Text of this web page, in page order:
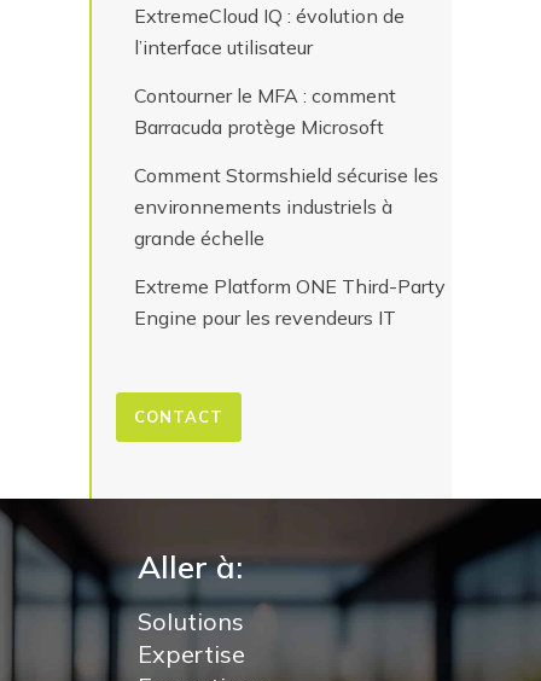
ExtremeCloud IQ : évolution de
l’interface utilisateur
Contourner le MFA : comment
Barracuda protège Microsoft
Comment Stormshield sécurise les
environnements industriels à
grande échelle
Extreme Platform ONE Third-Party
Engine pour les revendeurs IT
CONTACT
Aller à:
Solutions
Expertise